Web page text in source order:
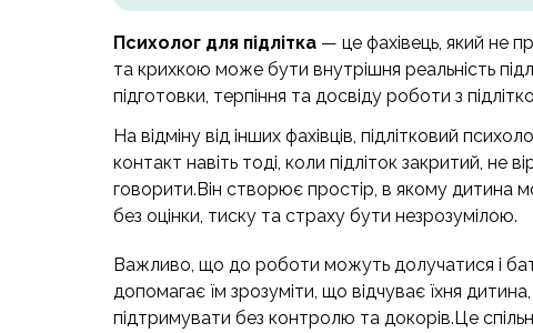
Психолог для підлітка — це фахівець, який не
та крихкою може бути внутрішня реальність
підготовки, терпіння та досвіду роботи з
На відміну від інших фахівців, підлітковий
контакт навіть тоді, коли підліток закритий, не
говорити.Він створює простір, в якому
без оцінки, тиску та страху бути незрозумілою.
Важливо, що до роботи можуть долучатися і
допомагає їм зрозуміти, що відчуває їхня
підтримувати без контролю та докорів.Це